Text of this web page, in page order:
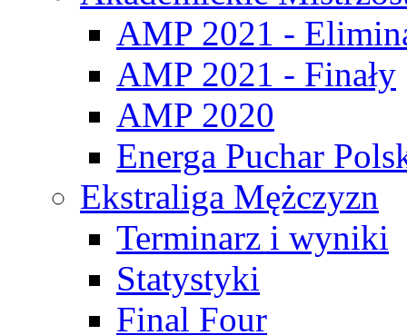
AMP 2021 -
AMP 2021 - Finały
AMP 2020
Energa Puchar
Ekstraliga Mężczyzn
Terminarz i wyniki
Statystyki
Final Four